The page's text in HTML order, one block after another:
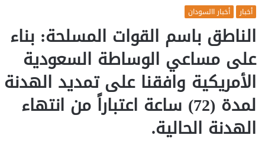
أخبار أخبار االسودان
الناطق باسم القوات المسلحة: بناء
على مساعي الوساطة السعودية
الأمريكية وافقنا على تمديد الهدنة
لمدة (72) ساعة اعتباراً من انتهاء
الهدنة الحالية.